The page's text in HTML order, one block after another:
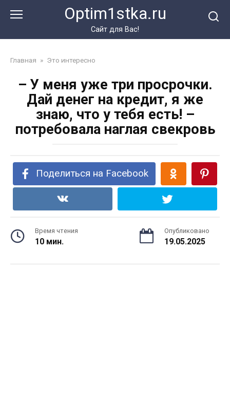
Optim1stka.ru
Сайт для Вас!
Главная » Это интересно
– У меня уже три просрочки.
Дай денег на кредит, я же
знаю, что у тебя есть! –
потребовала наглая свекровь
Поделиться на Facebook
Время чтения
10 мин.
Опубликовано
19.05.2025